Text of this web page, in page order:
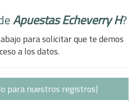
Apuestas Echeverry H?
para solicitar que te demos
a los datos.
para nuestros registros)